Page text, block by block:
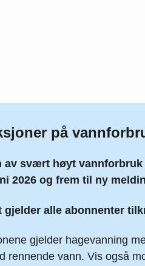
på
av svært høyt
2026 og frem til ny
gjelder alle abonnenter
gjelder hagevanning
rennende vann. Vis også